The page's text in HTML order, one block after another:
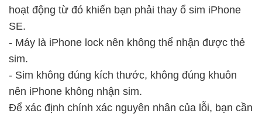
hoạt động từ đó khiến bạn phải thay ổ sim iPhone
SE.
- Máy là iPhone lock nên không thể nhận được thẻ
sim.
- Sim không đúng kích thước, không đúng khuôn
nên iPhone không nhận sim.
Để xác định chính xác nguyên nhân của lỗi, bạn cần